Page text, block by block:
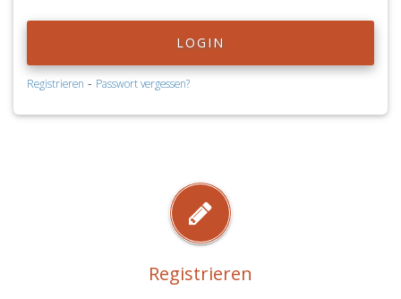
LOGIN
Registrieren - Passwort vergessen?
Registrieren